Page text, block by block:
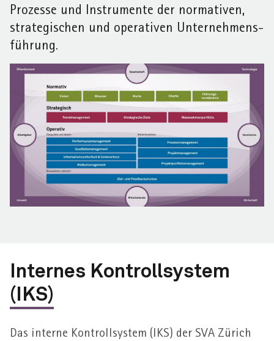
Prozesse und Instrumente der normativen,
strategischen und operativen Unternehmens­
führung.
Internes Kontrollsystem
(IKS)
Das interne Kontroll­system (IKS) der SVA Zürich​